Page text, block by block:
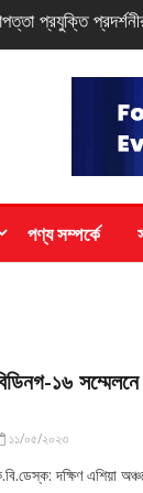
সিরিজ স্মার্টফোন
পণ্য সম্পর্কে
১৬ সম্মেলনে
১১/০৫/২০২৩
দক্ষিণ এশিয়া